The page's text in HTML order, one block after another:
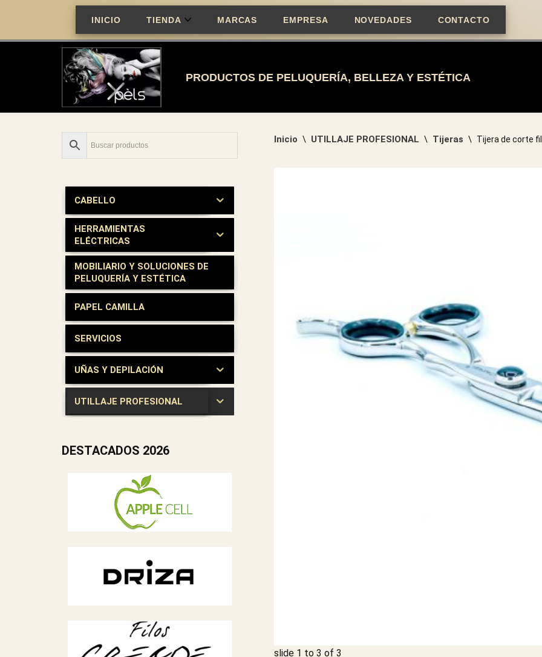
INICIO TIENDA MARCAS EMPRESA NOVEDADES CONTACTO
PRODUCTOS DE PELUQUERÍA, BELLEZA Y ESTÉTICA
CABELLO
HERRAMIENTAS
ELÉCTRICAS
MOBILIARIO Y SOLUCIONES DE
PELUQUERÍA Y ESTÉTICA
PAPEL CAMILLA
SERVICIOS
UÑAS Y DEPILACIÓN
UTILLAJE PROFESIONAL
DESTACADOS 2026
Inicio \ UTILLAJE PROFESIONAL \ Tijeras \ Tijera de corte
slide 1 to 3 of 3